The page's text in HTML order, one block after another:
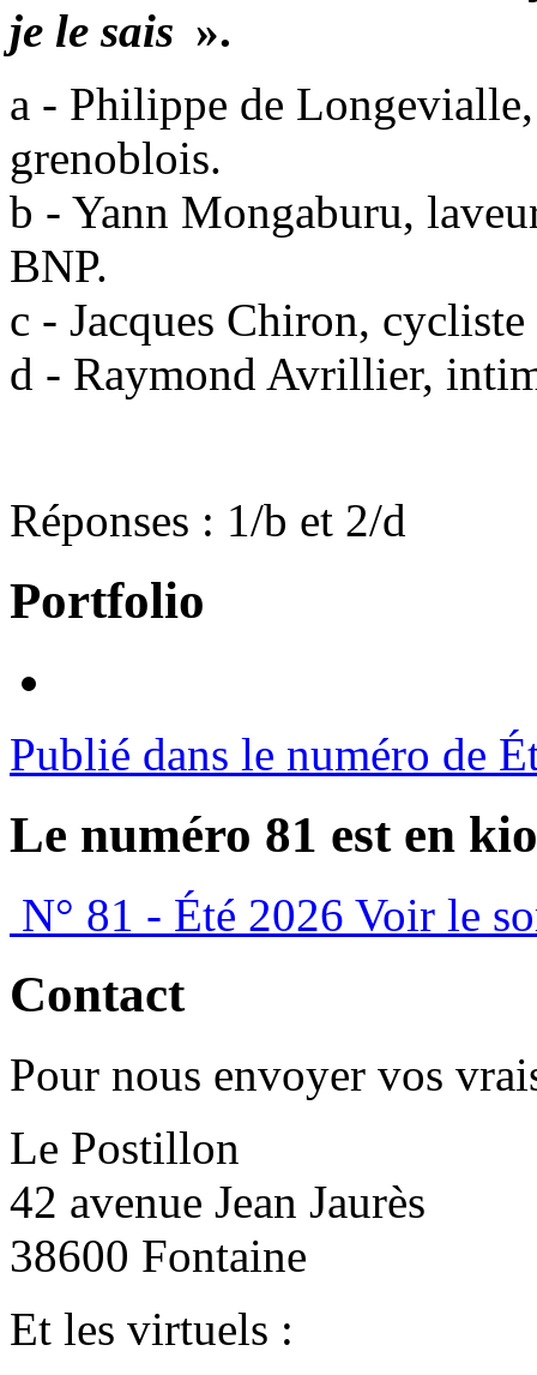
je le sais ».
a - Philippe de
grenoblois.
b - Yann Mongaburu,
BNP.
c - Jacques Chiron,
d - Raymond Avrillier,
Réponses : 1/b et 2/d
Portfolio
Publié dans le numéro de
Le numéro 81 est en
N° 81 - Été 2026 Voir le
Contact
Pour nous envoyer vos
Le Postillon
42 avenue Jean Jaurès
38600 Fontaine
Et les virtuels :